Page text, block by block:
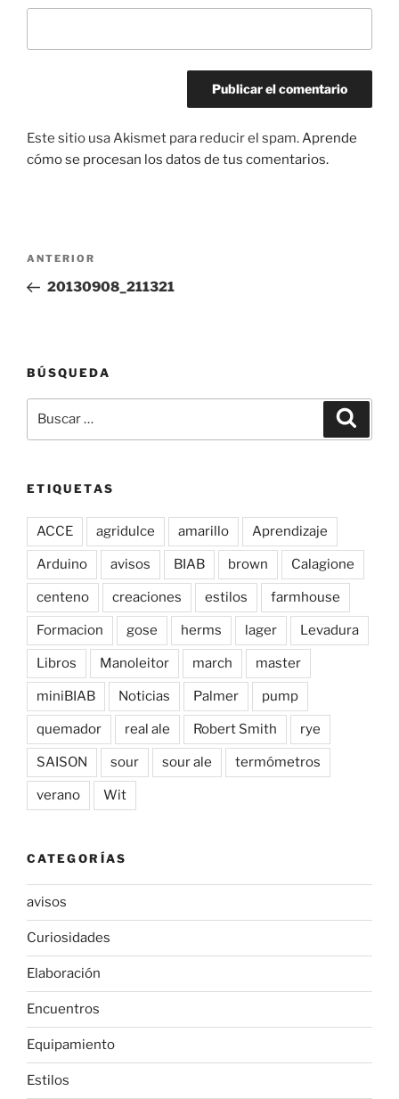
Este sitio usa Akismet para reducir el spam.Aprende
cómo se procesan los datos de tus comentarios.
Navegación
entradas
Entrada
anterior:
ANTERIOR
20130908_211321
BÚSQUEDA
por:
ETIQUETAS
ACCE agridulce amarillo Aprendizaje
Arduino avisos BIAB brown Calagione
centeno creaciones estilos farmhouse
Formacion gose herms lager Levadura
Libros Manoleitor march master
miniBIAB Noticias Palmer pump
quemador real ale Robert Smith rye
SAISON sour sour ale termómetros
verano Wit
CATEGORÍAS
avisos
Curiosidades
Elaboración
Encuentros
Equipamiento
Estilos